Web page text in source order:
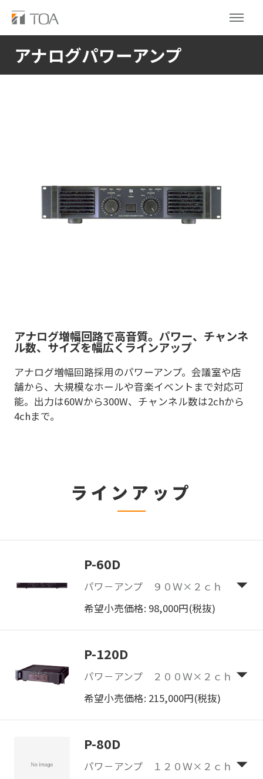
アナログパワーアンプ
アナログ増幅回路で高音質。パワー、チャンネ
ル数、サイズを幅広くラインアップ
アナログ増幅回路採用のパワーアンプ。会議室や店
舗から、大規模なホールや音楽イベントまで対応可
能。出力は60Wから300W、チャンネル数は2chから
4chまで。
ラインアップ
P-60D
パワ－アンプ ９０Ｗ×２ｃｈ
希望小売価格: 98,000円(税抜)
P-120D
パワ－アンプ ２００Ｗ×２ｃｈ
希望小売価格: 215,000円(税抜)
P-80D
パワ－アンプ １２０Ｗ×２ｃｈ